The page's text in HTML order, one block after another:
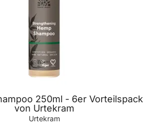
250ml - 6er Vorteilspack
von Urtekram
Urtekram